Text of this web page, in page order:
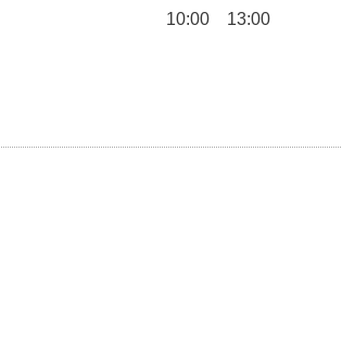
10:00 13:00